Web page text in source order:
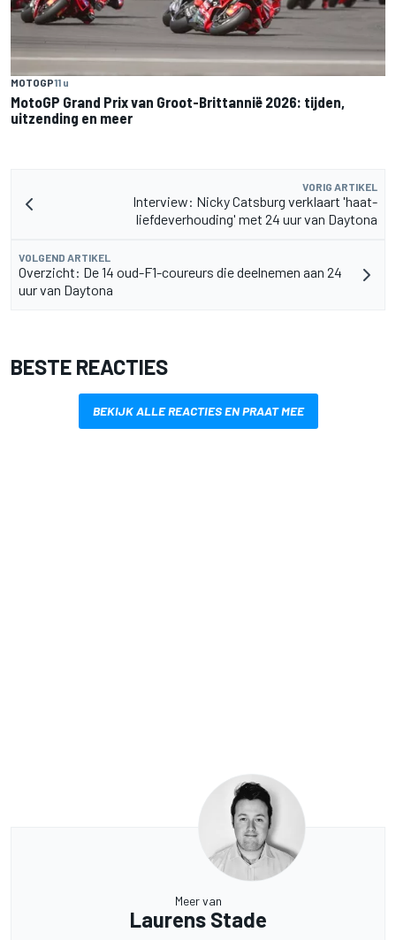
MOTOGP11 u
MotoGP Grand Prix van Groot-Brittannië 2026: tijden,
uitzending en meer
VORIG ARTIKEL
Interview: Nicky Catsburg verklaart 'haat-
liefdeverhouding' met 24 uur van Daytona
VOLGEND ARTIKEL
Overzicht: De 14 oud-F1-coureurs die deelnemen aan 24
uur van Daytona
BESTE REACTIES
BEKIJK ALLE REACTIES EN PRAAT MEE
Meer van
Laurens Stade